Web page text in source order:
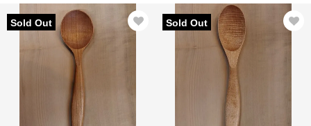
Sold Out Sold Out